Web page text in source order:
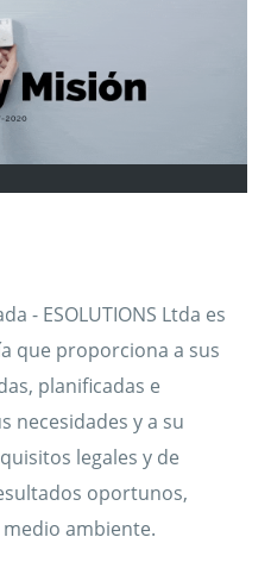
- ESOLUTIONS Ltda es
que proporciona a sus
planificadas e
necesidades y a su
legales y de
oportunos,
ambiente.